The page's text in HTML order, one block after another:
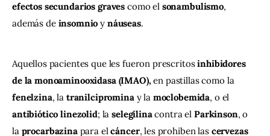
efectos secundarios graves como el sonambulismo,
además de insomnio y náuseas.
Aquellos pacientes que les fueron prescritos inhibidores
de la monoaminooxidasa (IMAO), en pastillas como la
fenelzina, la tranilcipromina y la moclobemida, o el
antibiótico linezolid; la selegilina contra el Parkinson, o
la procarbazina para el cáncer, les prohiben las cervezas